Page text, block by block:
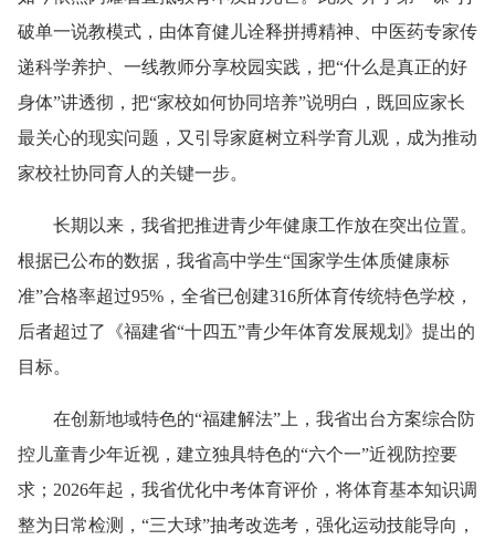
破单一说教模式，由体育健儿诠释拼搏精神、中医药专家传
递科学养护、一线教师分享校园实践，把“什么是真正的好
身体”讲透彻，把“家校如何协同培养”说明白，既回应家长
最关心的现实问题，又引导家庭树立科学育儿观，成为推动
家校社协同育人的关键一步。
长期以来，我省把推进青少年健康工作放在突出位置。
根据已公布的数据，我省高中学生“国家学生体质健康标
准”合格率超过95%，全省已创建316所体育传统特色学校，
后者超过了《福建省“十四五”青少年体育发展规划》提出的
目标。
在创新地域特色的“福建解法”上，我省出台方案综合防
控儿童青少年近视，建立独具特色的“六个一”近视防控要
求；2026年起，我省优化中考体育评价，将体育基本知识调
整为日常检测，“三大球”抽考改选考，强化运动技能导向，